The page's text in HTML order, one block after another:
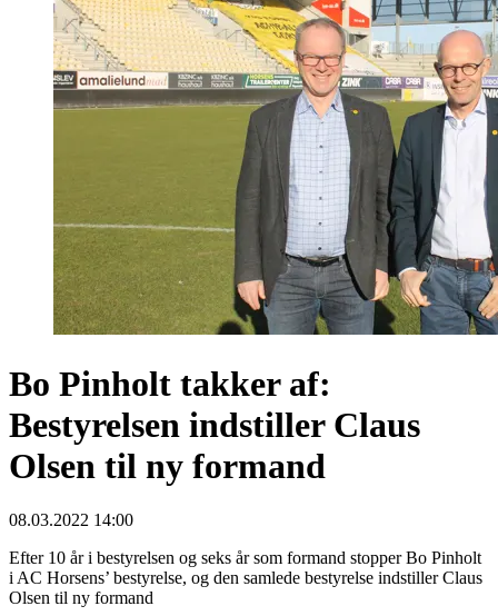
Bo Pinholt takker af:
Bestyrelsen indstiller Claus
Olsen til ny formand
08.03.2022 14:00
Efter 10 år i bestyrelsen og seks år som formand stopper Bo Pinholt
i AC Horsens’ bestyrelse, og den samlede bestyrelse indstiller Claus
Olsen til ny formand